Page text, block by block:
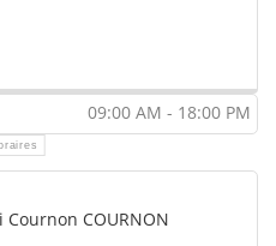
09:00 AM - 18:00 PM
Cournon COURNON